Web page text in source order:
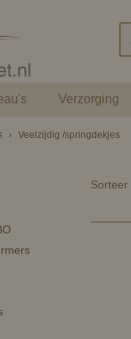
Verzorging
› Veelzijdig /springdekjes